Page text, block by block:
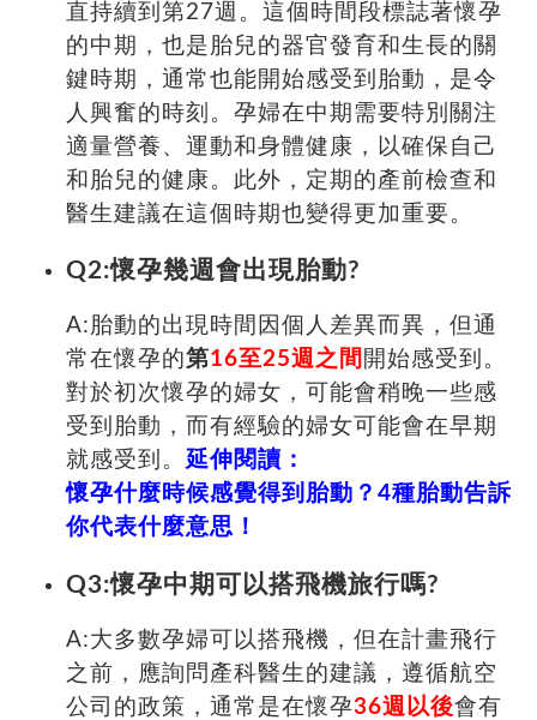
直持續到第27週。這個時間段標誌著懷孕
的中期，也是胎兒的器官發育和生長的關
鍵時期，通常也能開始感受到胎動，是令
人興奮的時刻。孕婦在中期需要特別關注
適量營養、運動和身體健康，以確保自己
和胎兒的健康。此外，定期的產前檢查和
醫生建議在這個時期也變得更加重要。
Q2:懷孕幾週會出現胎動?
A:胎動的出現時間因個人差異而異，但通
常在懷孕的第16至25週之間 開始感受到。
對於初次懷孕的婦女，可能會稍晚一些感
受到胎動，而有經驗的婦女可能會在早期
就感受到。 延伸閱讀：
懷孕什麼時候感覺得到胎動？4種胎動告訴
你代表什麼意思！
Q3:懷孕中期可以搭飛機旅行嗎?
A:大多數孕婦可以搭飛機，但在計畫飛行
之前，應詢問產科醫生的建議，遵循航空
公司的政策，通常是在懷孕36週以後會有